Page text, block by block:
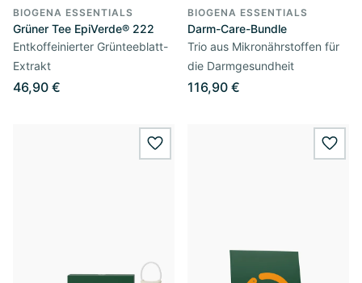
BIOGENA ESSENTIALS
Grüner Tee EpiVerde® 222
Entkoffeinierter Grünteeblatt-
Extrakt
46,90 €
BIOGENA ESSENTIALS
Darm-Care-Bundle
Trio aus Mikronährstoffen für
die Darmgesundheit
116,90 €
wishlist.add